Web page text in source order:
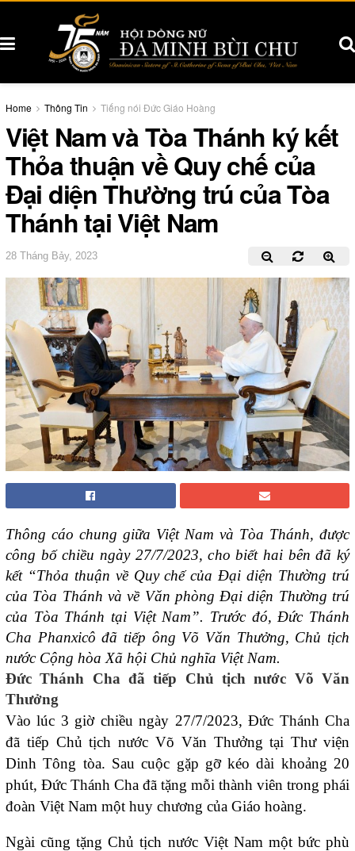
Home Thông Tin Tiếng nói Đức Giáo Hoàng
Việt Nam và Tòa Thánh ký kết
Thỏa thuận về Quy chế của
Đại diện Thường trú của Tòa
Thánh tại Việt Nam
28 Tháng Bảy, 2023
Thông cáo chung giữa Việt Nam và Tòa Thánh, được
công bố chiều ngày 27/7/2023, cho biết hai bên đã ký
kết “Thỏa thuận về Quy chế của Đại diện Thường trú
của Tòa Thánh và về Văn phòng Đại diện Thường trú
của Tòa Thánh tại Việt Nam”. Trước đó, Đức Thánh
Cha Phanxicô đã tiếp ông Võ Văn Thưởng, Chủ tịch
nước Cộng hòa Xã hội Chủ nghĩa Việt Nam.
Đức Thánh Cha đã tiếp Chủ tịch nước Võ Văn
Thưởng
Vào lúc 3 giờ chiều ngày 27/7/2023, Đức Thánh Cha
đã tiếp Chủ tịch nước Võ Văn Thưởng tại Thư viện
Dinh Tông tòa. Sau cuộc gặp gỡ kéo dài khoảng 20
phút, Đức Thánh Cha đã tặng mỗi thành viên trong phái
đoàn Việt Nam một huy chương của Giáo hoàng.
Ngài cũng tặng Chủ tịch nước Việt Nam một bức phù